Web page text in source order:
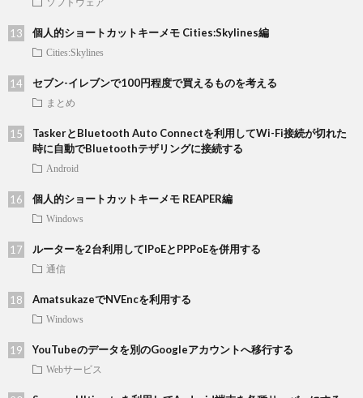
個人的ショートカットキーメモ Cities:Skylines編
Cities:Skylines
セブン-イレブンで100円程度で買えるものを考える
まとめ
TaskerとBluetooth Auto Connectを利用してWi-Fi接続が切れた
時に自動でBluetoothテザリングに接続する
Android
個人的ショートカットキーメモ REAPER編
Windows
ルーターを2台利用してIPoEとPPPoEを併用する
通信
AmatsukazeでNVEncを利用する
Windows
YouTubeのデータを別のGoogleアカウントへ移行する
Webサービス